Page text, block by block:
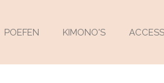
POEFEN KIMONO'S